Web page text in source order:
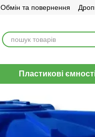
Обмін та повернення
Пластикові